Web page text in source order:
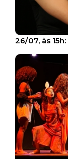
26/07, às 15h: